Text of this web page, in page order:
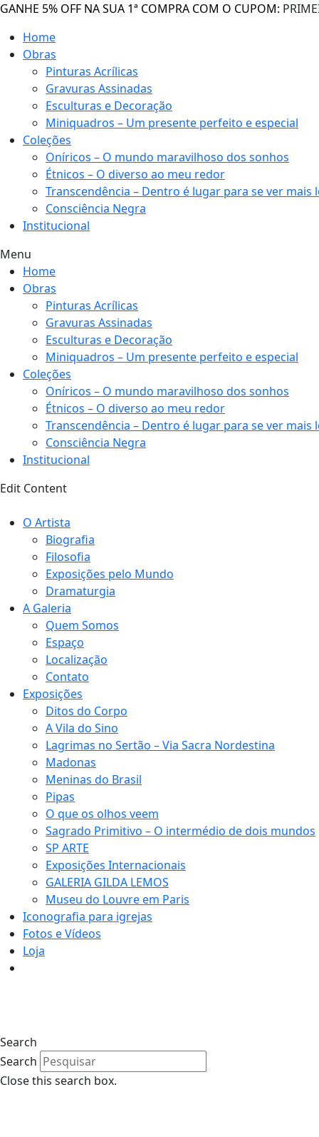
GANHE 5% OFF NA SUA 1ª COMPRA COM O CUPOM:
Home
Obras
Pinturas Acrílicas
Gravuras Assinadas
Esculturas e Decoração
Miniquadros – Um presente perfeito e especial
Coleções
Oníricos – O mundo maravilhoso dos sonhos
Étnicos – O diverso ao meu redor
Transcendência – Dentro é lugar para se ver mais
Consciência Negra
Institucional
Menu
Home
Obras
Pinturas Acrílicas
Gravuras Assinadas
Esculturas e Decoração
Miniquadros – Um presente perfeito e especial
Coleções
Oníricos – O mundo maravilhoso dos sonhos
Étnicos – O diverso ao meu redor
Transcendência – Dentro é lugar para se ver mais
Consciência Negra
Institucional
Edit Content
O Artista
Biografia
Filosofia
Exposições pelo Mundo
Dramaturgia
A Galeria
Quem Somos
Espaço
Localização
Contato
Exposições
Ditos do Corpo
A Vila do Sino
Lagrimas no Sertão – Via Sacra Nordestina
Madonas
Meninas do Brasil
Pipas
O que os olhos veem
Sagrado Primitivo – O intermédio de dois mundos
SP ARTE
Exposições Internacionais
GALERIA GILDA LEMOS
Museu do Louvre em Paris
Iconografia para igrejas
Fotos e Vídeos
Loja
Search
Search
Close this search box.